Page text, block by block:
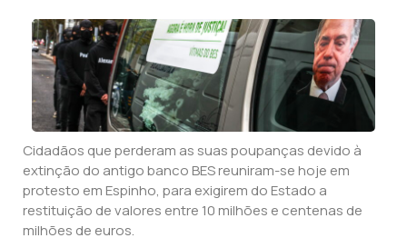
Cidadãos que perderam as suas poupanças devido à
extinção do antigo banco BES reuniram-se hoje em
protesto em Espinho, para exigirem do Estado a
restituição de valores entre 10 milhões e centenas de
milhões de euros.